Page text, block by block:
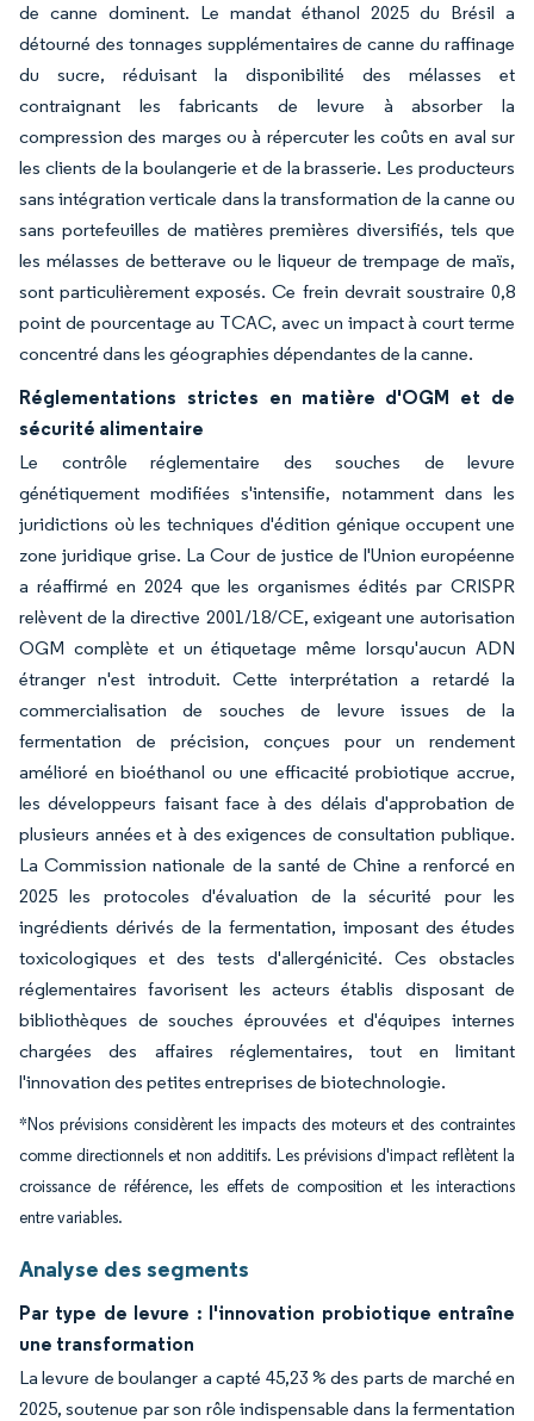
de canne dominent. Le mandat éthanol 2025 du Brésil a
détourné des tonnages supplémentaires de canne du raffinage
du sucre, réduisant la disponibilité des mélasses et
contraignant les fabricants de levure à absorber la
compression des marges ou à répercuter les coûts en aval sur
les clients de la boulangerie et de la brasserie. Les producteurs
sans intégration verticale dans la transformation de la canne ou
sans portefeuilles de matières premières diversifiés, tels que
les mélasses de betterave ou le liqueur de trempage de maïs,
sont particulièrement exposés. Ce frein devrait soustraire 0,8
point de pourcentage au TCAC, avec un impact à court terme
concentré dans les géographies dépendantes de la canne.
Réglementations strictes en matière d'OGM et de
sécurité alimentaire
Le contrôle réglementaire des souches de levure
génétiquement modifiées s'intensifie, notamment dans les
juridictions où les techniques d'édition génique occupent une
zone juridique grise. La Cour de justice de l'Union européenne
a réaffirmé en 2024 que les organismes édités par CRISPR
relèvent de la directive 2001/18/CE, exigeant une autorisation
OGM complète et un étiquetage même lorsqu'aucun ADN
étranger n'est introduit. Cette interprétation a retardé la
commercialisation de souches de levure issues de la
fermentation de précision, conçues pour un rendement
amélioré en bioéthanol ou une efficacité probiotique accrue,
les développeurs faisant face à des délais d'approbation de
plusieurs années et à des exigences de consultation publique.
La Commission nationale de la santé de Chine a renforcé en
2025 les protocoles d'évaluation de la sécurité pour les
ingrédients dérivés de la fermentation, imposant des études
toxicologiques et des tests d'allergénicité. Ces obstacles
réglementaires favorisent les acteurs établis disposant de
bibliothèques de souches éprouvées et d'équipes internes
chargées des affaires réglementaires, tout en limitant
l'innovation des petites entreprises de biotechnologie.
*Nos prévisions considèrent les impacts des moteurs et des contraintes
comme directionnels et non additifs. Les prévisions d'impact reflètent la
croissance de référence, les effets de composition et les interactions
entre variables.
Analyse des segments
Par type de levure : l'innovation probiotique entraîne
une transformation
La levure de boulanger a capté 45,23 % des parts de marché en
2025, soutenue par son rôle indispensable dans la fermentation